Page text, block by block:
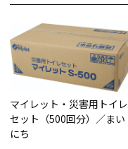
マイレット・災害用トイレ
セット（500回分）／まい
にち